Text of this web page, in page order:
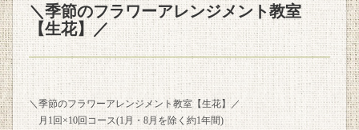
＼季節のフラワーアレンジメント教室
【生花】／
＼季節のフラワーアレンジメント教室【生花】／
月1回×10回コース(1月・8月を除く約1年間)